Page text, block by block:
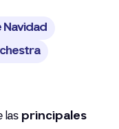
las principales